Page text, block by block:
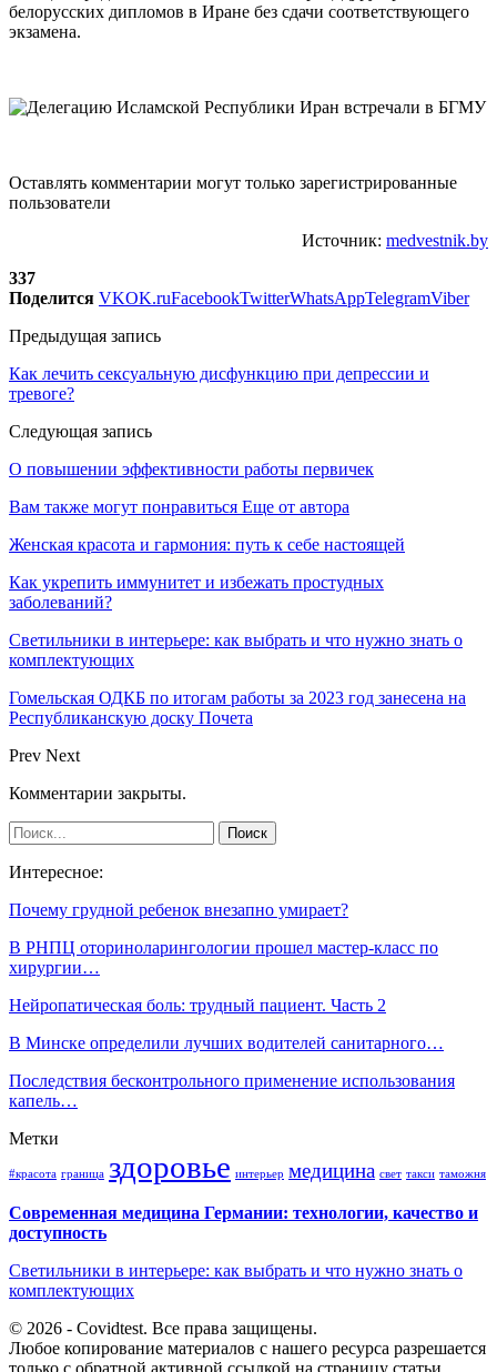
белорусских дипломов в Иране без сдачи соответствующего
экзамена.
Оставлять комментарии могут только зарегистрированные
пользователи
Источник: medvestnik.by
337
Поделится VKOK.ruFacebookTwitterWhatsAppTelegramViber
Предыдущая запись
Как лечить сексуальную дисфункцию при депрессии и
тревоге?
Следующая запись
О повышении эффективности работы первичек
Вам также могут понравиться Еще от автора
Женская красота и гармония: путь к себе настоящей
Как укрепить иммунитет и избежать простудных
заболеваний?
Светильники в интерьере: как выбрать и что нужно знать о
комплектующих
Гомельская ОДКБ по итогам работы за 2023 год занесена на
Республиканскую доску Почета
Prev Next
Комментарии закрыты.
Интересное:
Почему грудной ребенок внезапно умирает?
В РНПЦ оториноларингологии прошел мастер-класс по
хирургии…
Нейропатическая боль: трудный пациент. Часть 2
В Минске определили лучших водителей санитарного…
Последствия бесконтрольного применение использования
капель…
Метки
#красота граница здоровье интерьер медицина свет такси таможня
Современная медицина Германии: технологии, качество и
доступность
Светильники в интерьере: как выбрать и что нужно знать о
комплектующих
© 2026 - Covidtest. Все права защищены.
Любое копирование материалов с нашего ресурса разрешается
только с обратной активной ссылкой на страницу статьи.